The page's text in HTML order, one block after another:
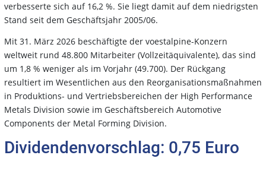
verbesserte sich auf 16,2 %. Sie liegt damit auf dem niedrigsten
Stand seit dem Geschäftsjahr 2005/06.
Mit 31. März 2026 beschäftigte der voestalpine-Konzern
weltweit rund 48.800 Mitarbeiter (Vollzeitäquivalente), das sind
um 1,8 % weniger als im Vorjahr (49.700). Der Rückgang
resultiert im Wesentlichen aus den Reorganisationsmaßnahmen
in Produktions- und Vertriebsbereichen der High Performance
Metals Division sowie im Geschäftsbereich Automotive
Components der Metal Forming Division.
Dividendenvorschlag: 0,75 Euro